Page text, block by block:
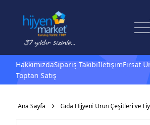
HakkımızdaSipariş TakibiİletişimFırsat
Toptan Satış
TL ve üzeri alışverişlerinizde
Ana Sayfa Gıda Hijyeni Ürün Çeşitleri ve